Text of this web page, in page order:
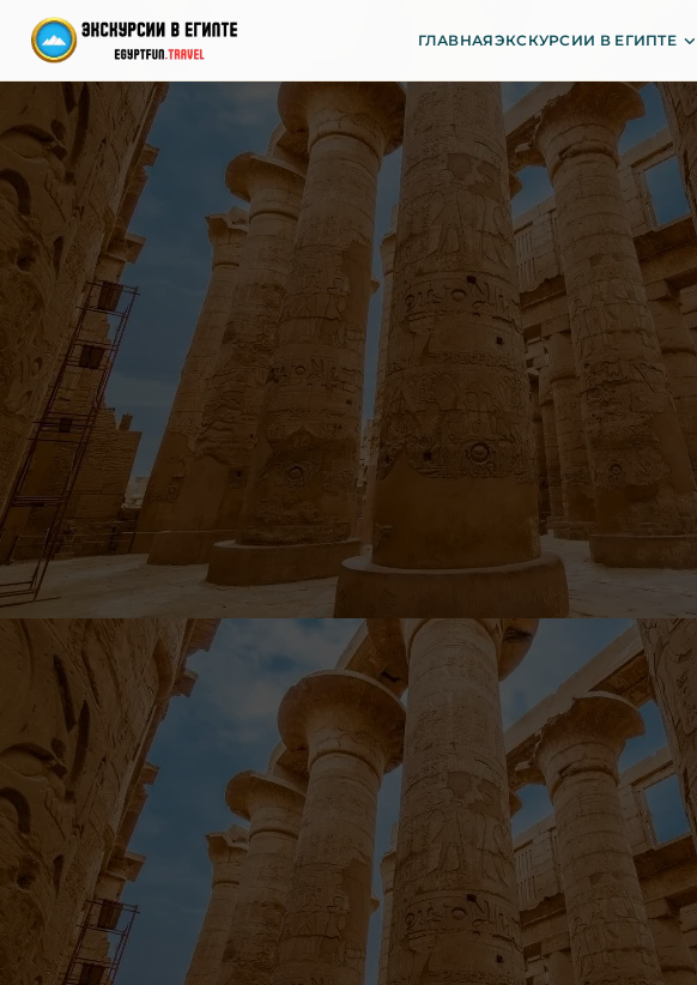
ГЛАВНАЯЭКСКУРСИИ В ЕГИПТЕ